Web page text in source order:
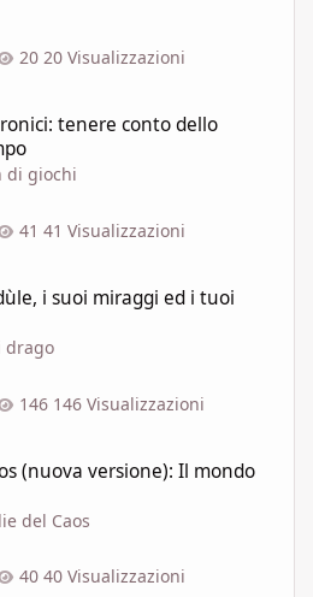
20 Visualizzazioni
tenere conto dello
di giochi
41 Visualizzazioni
i suoi miraggi ed i tuoi
drago
146 Visualizzazioni
(nuova versione): Il mondo
del Caos
40 Visualizzazioni